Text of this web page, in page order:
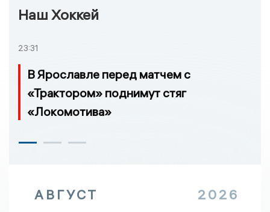
Наш Хоккей
23:31
В Ярославле перед матчем с
«Трактором» поднимут стяг
«Локомотива»
АВГУСТ 2026